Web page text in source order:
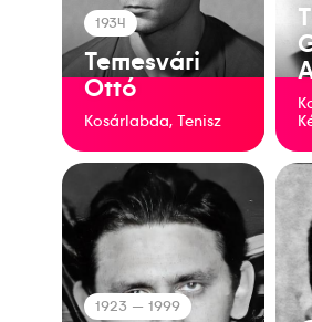
1934
Temesvári
Ottó
Kosárlabda, Tenisz
1923 — 1999